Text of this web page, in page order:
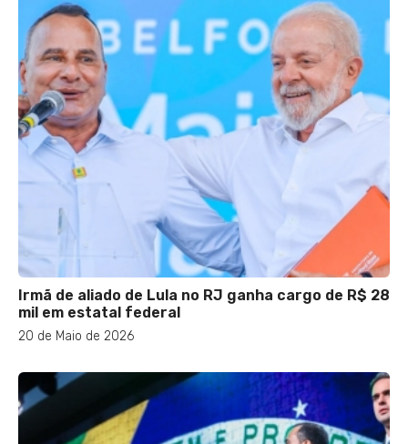
Irmã de aliado de Lula no RJ ganha cargo de R$ 28
mil em estatal federal
20 de Maio de 2026